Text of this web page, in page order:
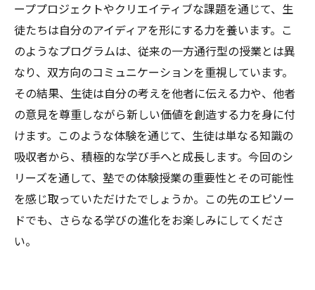
ーププロジェクトやクリエイティブな課題を通じて、生
徒たちは自分のアイディアを形にする力を養います。こ
のようなプログラムは、従来の一方通行型の授業とは異
なり、双方向のコミュニケーションを重視しています。
その結果、生徒は自分の考えを他者に伝える力や、他者
の意見を尊重しながら新しい価値を創造する力を身に付
けます。このような体験を通じて、生徒は単なる知識の
吸収者から、積極的な学び手へと成長します。今回のシ
リーズを通して、塾での体験授業の重要性とその可能性
を感じ取っていただけたでしょうか。この先のエピソー
ドでも、さらなる学びの進化をお楽しみにしてくださ
い。